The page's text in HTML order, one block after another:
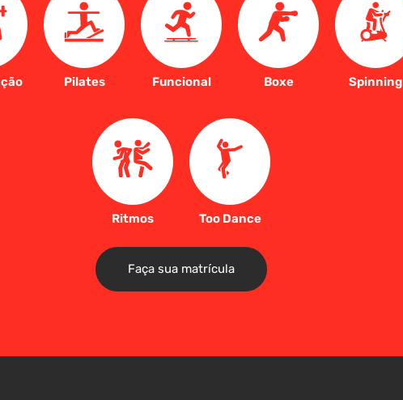
Pilates Funcional Boxe Spinning
Ritmos Too Dance
Faça sua matrícula